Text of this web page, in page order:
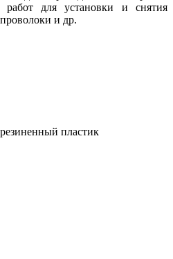
для установки и снятия
и др.
пластик